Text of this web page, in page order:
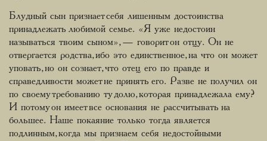
Блудный сын признает себя лишенным достоинства
принадлежать любимой семье. «Я уже недостоин
называться твоим сыном», — говорит он отцу. Он не
отвергается родства, ибо это единственное, на что он может
уповать, но он сознает, что отец его по правде и
справедливости может не принять его. Разве не получил он
по своему требованию ту долю, которая принадлежала ему?
И потому он имеет все основания не рассчитывать на
большее. Наше покаяние только тогда является
подлинным, когда мы признаем себя недостойными